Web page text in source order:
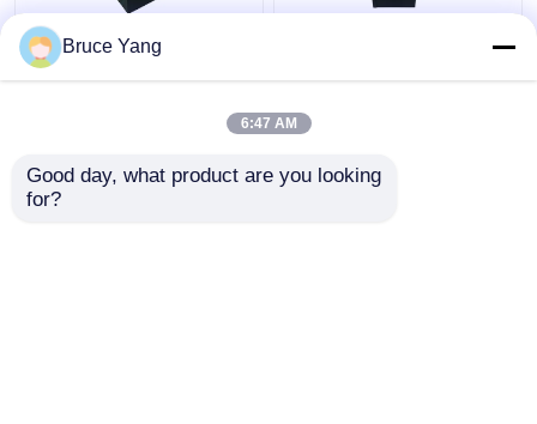
Lityum Elektrikli
Yükleyici Batarya
En iyi fiyat
Kamyon Bataryaları
Elektrikli Yükleme
Forklift 15kg
En iyi fiyat
Bruce Yang
6:47 AM
Good day, what product are you looking
for?